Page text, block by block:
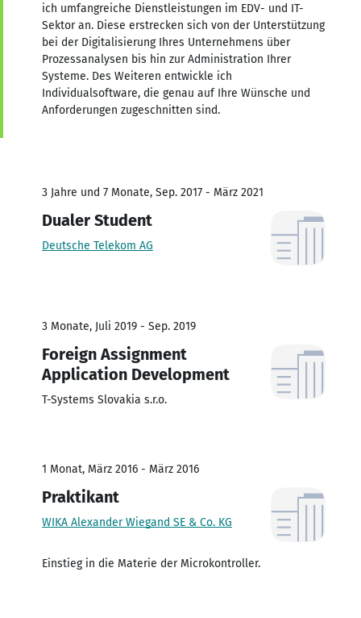
ich umfangreiche Dienstleistungen im EDV- und IT-
Sektor an. Diese erstrecken sich von der Unterstützung
bei der Digitalisierung Ihres Unternehmens über
Prozessanalysen bis hin zur Administration Ihrer
Systeme. Des Weiteren entwickle ich
Individualsoftware, die genau auf Ihre Wünsche und
Anforderungen zugeschnitten sind.
3 Jahre und 7 Monate, Sep. 2017 - März 2021
Dualer Student
Deutsche Telekom AG
3 Monate, Juli 2019 - Sep. 2019
Foreign Assignment
Application Development
T-Systems Slovakia s.r.o.
1 Monat, März 2016 - März 2016
Praktikant
WIKA Alexander Wiegand SE & Co. KG
Einstieg in die Materie der Microkontroller.